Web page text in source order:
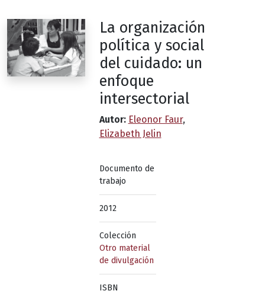
La organización
política y social
del cuidado: un
enfoque
intersectorial
Autor: Eleonor Faur,
Elizabeth Jelin
Documento de
trabajo
2012
Colección
Otro material
de divulgación
ISBN